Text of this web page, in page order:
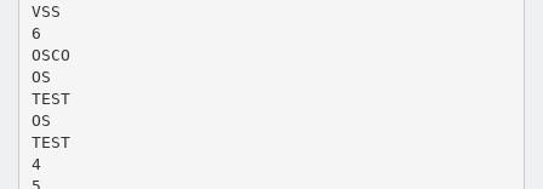
VSS
6
OSCO
OS
TEST
OS
TEST
4
5